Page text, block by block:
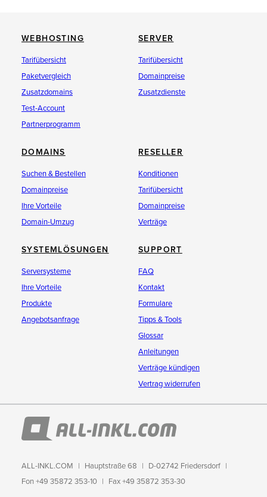
WEBHOSTING
Tarifübersicht
Paketvergleich
Zusatzdomains
Test-Account
Partnerprogramm
SERVER
Tarifübersicht
Domainpreise
Zusatzdienste
DOMAINS
Suchen & Bestellen
Domainpreise
Ihre Vorteile
Domain-Umzug
RESELLER
Konditionen
Tarifübersicht
Domainpreise
Verträge
SYSTEMLÖSUNGEN
Serversysteme
Ihre Vorteile
Produkte
Angebotsanfrage
SUPPORT
FAQ
Kontakt
Formulare
Tipps & Tools
Glossar
Anleitungen
Verträge kündigen
Vertrag widerrufen
ALL-INKL.COM Hauptstraße 68
D-02742 Friedersdorf
Fon +49 35872 353-10
Fax +49 35872 353-30